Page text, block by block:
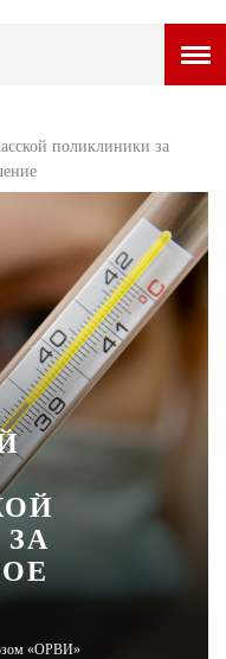
И ТУТ
ЖИЗНИ
ОСОБЕННЫЙ
ЕДЫ
поликлиники за
«ОРВИ»